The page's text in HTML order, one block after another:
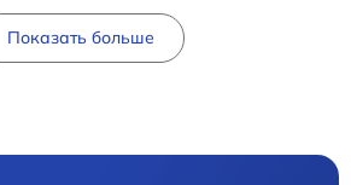
Показать больше